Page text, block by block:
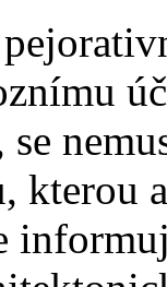
kterou